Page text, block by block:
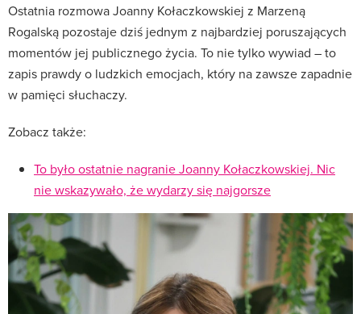
Ostatnia rozmowa Joanny Kołaczkowskiej z Marzeną
Rogalską pozostaje dziś jednym z najbardziej poruszających
momentów jej publicznego życia. To nie tylko wywiad – to
zapis prawdy o ludzkich emocjach, który na zawsze zapadnie
w pamięci słuchaczy.
Zobacz także:
To było ostatnie nagranie Joanny Kołaczkowskiej. Nic
nie wskazywało, że wydarzy się najgorsze